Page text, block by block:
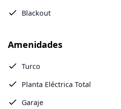
Blackout
Amenidades
Turco
Planta Eléctrica Total
Garaje